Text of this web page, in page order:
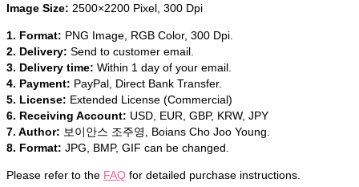
Image Size: 2500×2200 Pixel, 300 Dpi
1. Format: PNG Image, RGB Color, 300 Dpi.
2. Delivery: Send to customer email.
3. Delivery time: Within 1 day of your email.
4. Payment: PayPal, Direct Bank Transfer.
5. License: Extended License (Commercial)
6. Receiving Account: USD, EUR, GBP, KRW, JPY
7. Author: 보이안스 조주영, Boians Cho Joo Young.
8. Format: JPG, BMP, GIF can be changed.
Please refer to the FAQ for detailed purchase instructions.